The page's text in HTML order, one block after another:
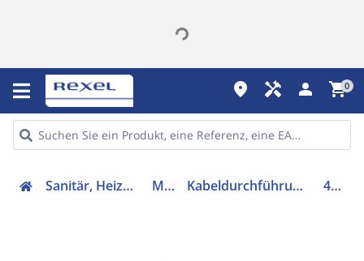
place handyman person shopping_cart0
Sanitär, Heizung, Klima Möbel Kabeldurchführung für Möbel 42566